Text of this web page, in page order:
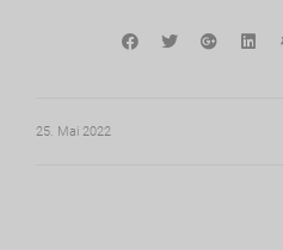
25. Mai 2022